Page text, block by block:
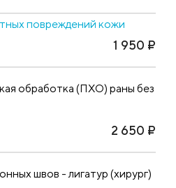
повреждений кожи
1 950 ₽
обработка (ПХО) раны без
2 650 ₽
швов - лигатур (хирург)